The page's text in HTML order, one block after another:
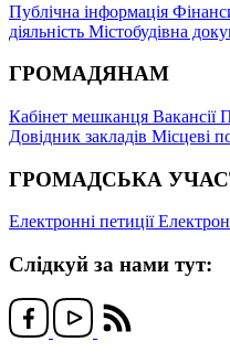
Публічна інформація
діяльність Містобудівна
ГРОМАДЯНАМ
Кабінет мешканця Вакансії
Довідник закладів Місцеві
ГРОМАДСЬКА
Електронні петиції
Слідкуй за нами тут: